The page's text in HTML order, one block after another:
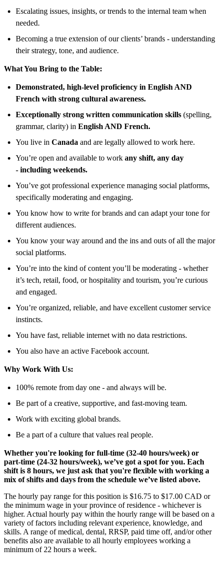
Escalating issues, insights, or trends to the internal team when
needed.
Becoming a true extension of our clients’ brands - understanding
their strategy, tone, and audience.
What You Bring to the Table:
Demonstrated, high-level proficiency in English AND
French with strong cultural awareness.
Exceptionally strong written communication skills (spelling,
grammar, clarity) in English AND French.
You live in Canada and are legally allowed to work here.
You’re open and available to work any shift, any day
- including weekends.
You’ve got professional experience managing social platforms,
specifically moderating and engaging.
You know how to write for brands and can adapt your tone for
different audiences.
You know your way around and the ins and outs of all the major
social platforms.
You’re into the kind of content you’ll be moderating - whether
it’s tech, retail, food, or hospitality and tourism, you’re curious
and engaged.
You’re organized, reliable, and have excellent customer service
instincts.
You have fast, reliable internet with no data restrictions.
You also have an active Facebook account.
Why Work With Us:
100% remote from day one - and always will be.
Be part of a creative, supportive, and fast-moving team.
Work with exciting global brands.
Be a part of a culture that values real people.
Whether you're looking for full-time (32-40 hours/week) or
part-time (24-32 hours/week), we’ve got a spot for you. Each
shift is 8 hours, we just ask that you're flexible with working a
mix of shifts and days from the schedule we’ve listed above.
The hourly pay range for this position is $16.75 to $17.00 CAD or
the minimum wage in your province of residence - whichever is
higher. Actual hourly pay within the hourly range will be based on a
variety of factors including relevant experience, knowledge, and
skills. A range of medical, dental, RRSP, paid time off, and/or other
benefits also are available to all hourly employees working a
minimum of 22 hours a week.